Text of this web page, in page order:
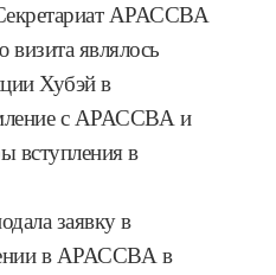
АРАССВА
являлось
Хубэй в
с АРАССВА и
вступления в
заявку в
в АРАССВА в